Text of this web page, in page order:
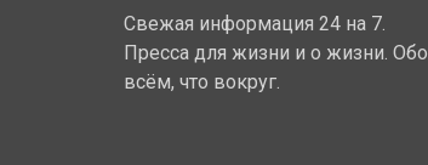
Свежая информация 24 на 7.
Пресса для жизни и о жизни. Обо
всём, что вокруг.